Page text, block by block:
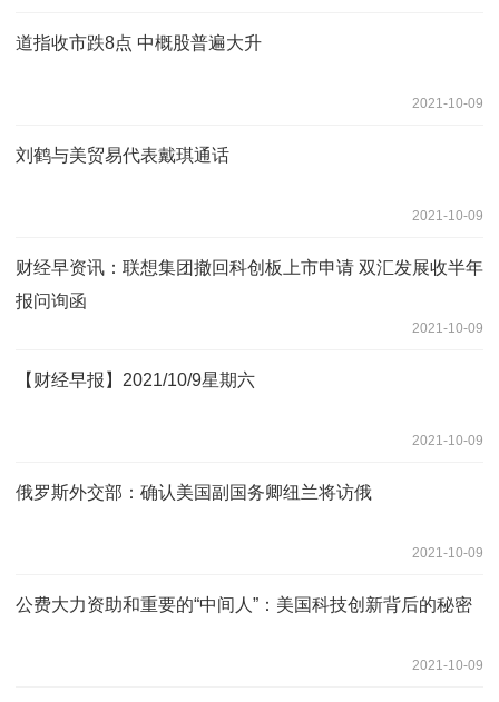
道指收市跌8点 中概股普遍大升
2021-10-09
刘鹤与美贸易代表戴琪通话
2021-10-09
财经早资讯：联想集团撤回科创板上市申请 双汇发展收半年
报问询函
2021-10-09
【财经早报】2021/10/9星期六
2021-10-09
俄罗斯外交部：确认美国副国务卿纽兰将访俄
2021-10-09
公费大力资助和重要的“中间人”：美国科技创新背后的秘密
2021-10-09